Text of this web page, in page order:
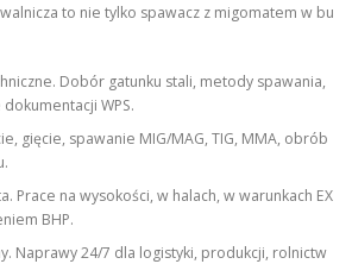
to nie tylko spawacz z migomatem w bu
Dobór gatunku stali, metody spawania,
WPS.
gięcie, spawanie MIG/MAG, TIG, MMA, obrób
Prace na wysokości, w halach, w warunkach EX
BHP.
Naprawy 24/7 dla logistyki, produkcji, rolnictw